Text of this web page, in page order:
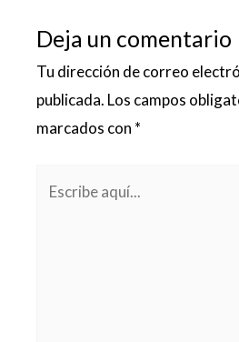
Deja un comentario
Tu dirección de correo
publicada. Los campos
marcados con *